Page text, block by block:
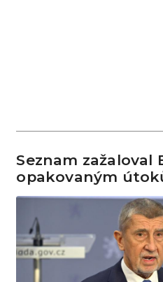
Seznam zažaloval
opakovaným